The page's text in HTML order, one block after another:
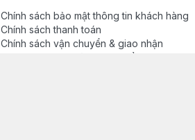
Chính sách bảo mật thông tin khách hàng
Chính sách thanh toán
Chính sách vận chuyển & giao nhận
Chính sách bảo hành sản phẩm